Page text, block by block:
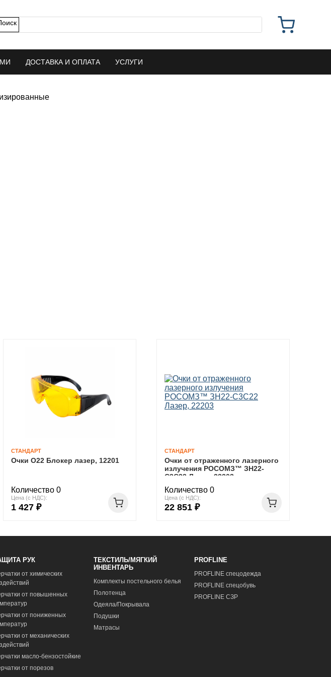
ДОСТАВКА И ОПЛАТА УСЛУГИ
СТАНДАРТ
Очки О22 Блокер лазер, 12201
Количество 0
Цена (с НДС):
1 427 ₽
СТАНДАРТ
Очки от отраженного лазерного
излучения РОСОМЗ™ ЗН22-
С3С22 Лазер, 22203
Количество 0
Цена (с НДС):
22 851 ₽
РУК
от химических
от повышенных
от пониженных
от механических
масло-бензостойкие
от порезов
ТЕКСТИЛЬ/МЯГКИЙ
ИНВЕНТАРЬ
Комплекты постельного белья
Полотенца
Одеяла/Покрывала
Подушки
Матрасы
PROFLINE
PROFLINE спецодежда
PROFLINE спецобувь
PROFLINE СЗР